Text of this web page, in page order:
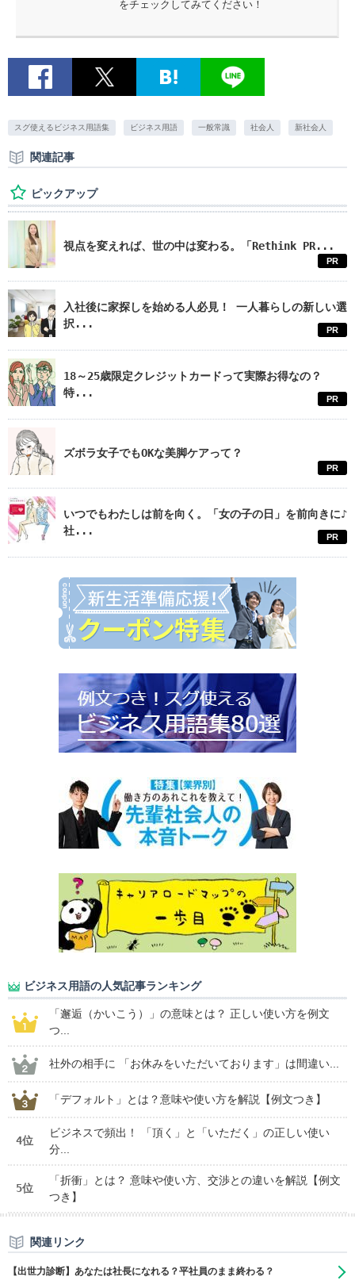
をチェックしてみてください！
スグ使えるビジネス用語集 ビジネス用語 一般常識 社会人 新社会人
関連記事
ピックアップ
視点を変えれば、世の中は変わる。「Rethink PR...
PR
入社後に家探しを始める人必見！ 一人暮らしの新しい選
択...
PR
18～25歳限定クレジットカードって実際お得なの？
特...
PR
ズボラ女子でもOKな美脚ケアって？
PR
いつでもわたしは前を向く。「女の子の日」を前向きに♪
社...
PR
ビジネス用語の人気記事ランキング
「邂逅（かいこう）」の意味とは？ 正しい使い方を例文
つ...
社外の相手に 「お休みをいただいております」は間違い...
「デフォルト」とは？意味や使い方を解説【例文つき】
4位
ビジネスで頻出！ 「頂く」と「いただく」の正しい使い
分...
5位
「折衝」とは？ 意味や使い方、交渉との違いを解説【例文
つき】
関連リンク
【出世力診断】あなたは社長になれる？平社員のまま終わる？